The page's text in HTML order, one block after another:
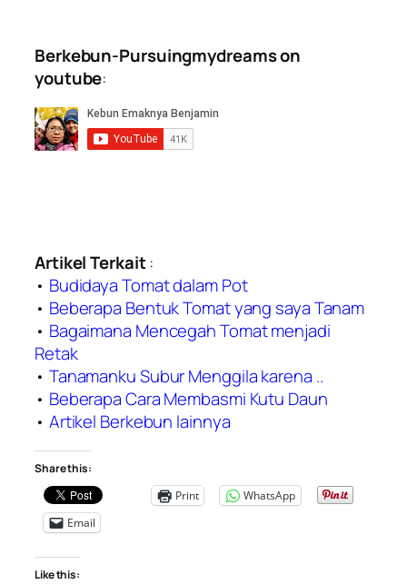
Berkebun-Pursuingmydreams on
youtube:
Artikel Terkait:
• Budidaya Tomat dalam Pot
• Beberapa Bentuk Tomat yang saya Tanam
• Bagaimana Mencegah Tomat menjadi
Retak
• Tanamanku Subur Menggila karena ..
• Beberapa Cara Membasmi Kutu Daun
• Artikel Berkebun lainnya
Share this:
Print
WhatsApp
Email
Like this: